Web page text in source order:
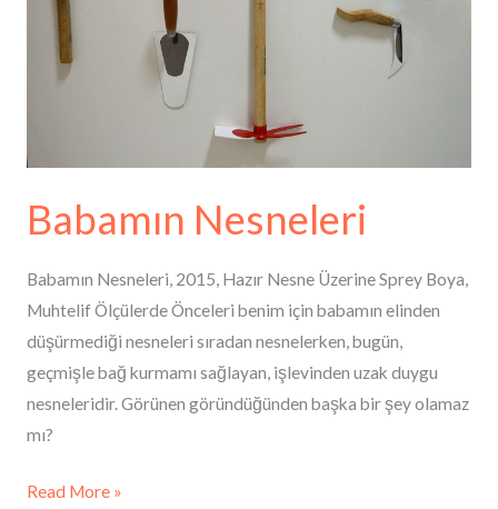
Babamın Nesneleri
Babamın Nesneleri, 2015, Hazır Nesne Üzerine Sprey Boya,
Muhtelif Ölçülerde Önceleri benim için babamın elinden
düşürmediği nesneleri sıradan nesnelerken, bugün,
geçmişle bağ kurmamı sağlayan, işlevinden uzak duygu
nesneleridir. Görünen göründüğünden başka bir şey olamaz
mı?
Read More »